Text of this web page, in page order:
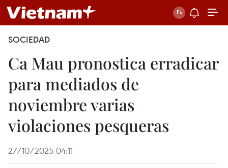
SOCIEDAD
Ca Mau pronostica erradicar
para mediados de
noviembre varias
violaciones pesqueras
27/10/2025 04:11